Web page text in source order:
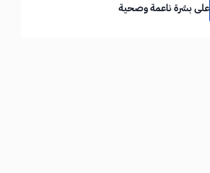
على بشرة ناعمة وصحية